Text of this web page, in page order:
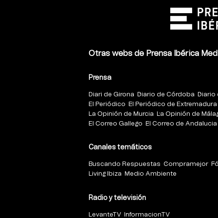
Otras webs de Prensa Ibérica
Prensa
Diari de Girona Diario de Córdoba Diario
El Periódico
El Periódico de Extremadura
La Opinión de Murcia
La Opinión de
El Correo Gallego
El Correo de Andalucia
Canales temáticos
Buscando Respuestas Compramejor
Living Ibiza
Medio Ambiente
Radio y televisión
LevanteTV InformacionTV